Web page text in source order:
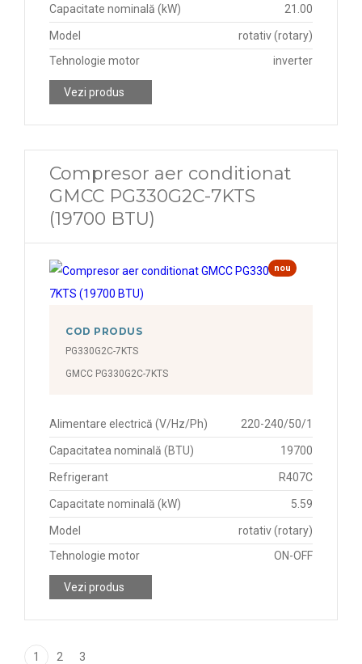
Capacitate nominală (kW) 21.00
Model
rotativ (rotary)
Tehnologie motor
inverter
Vezi produs
Compresor aer conditionat
GMCC PG330G2C-7KTS
(19700 BTU)
nou
COD PRODUS
PG330G2C-7KTS
GMCC PG330G2C-7KTS
Alimentare electrică (V/Hz/Ph) 220-240/50/1
Capacitatea nominală (BTU) 19700
Refrigerant R407C
Capacitate nominală (kW) 5.59
Model
rotativ (rotary)
Tehnologie motor
ON-OFF
Vezi produs
1 2 3